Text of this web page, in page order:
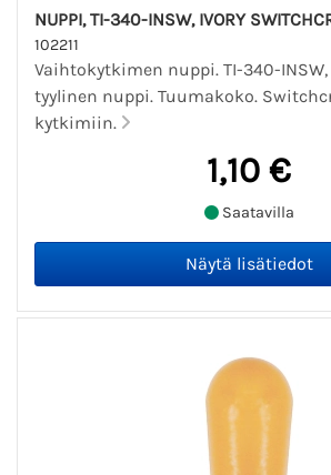
NUPPI, TI-340-INSW, IVORY
102211
Vaihtokytkimen nuppi. TI-340-INSW,
tyylinen nuppi. Tuumakoko.
kytkimiin.
1,10 €
Saatavilla